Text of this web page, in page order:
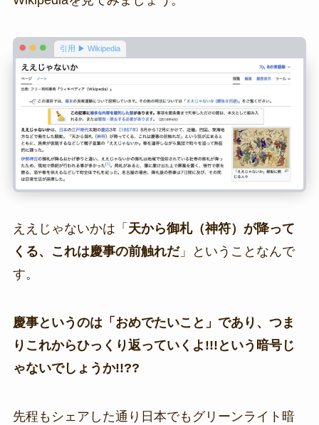
引用 ▶ Wikipedia
ええじゃないかは「 天から御札（神符）が降って
くる、これは慶事の前触れだ」ということなんで
す。
慶事というのは「おめでたいこと」であり、つま
りこれからひっくり返っていくよ!!!という暗号じ
ゃないでしょうか!!??
先程もシェアした通り日本でもグリーンライト暗